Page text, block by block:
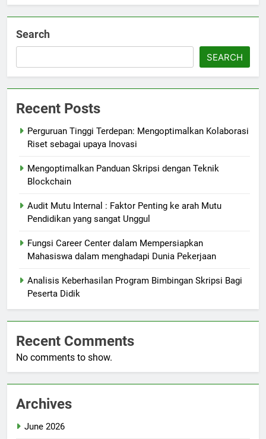
Search
SEARCH
Recent Posts
Perguruan Tinggi Terdepan: Mengoptimalkan Kolaborasi
Riset sebagai upaya Inovasi
Mengoptimalkan Panduan Skripsi dengan Teknik
Blockchain
Audit Mutu Internal : Faktor Penting ke arah Mutu
Pendidikan yang sangat Unggul
Fungsi Career Center dalam Mempersiapkan
Mahasiswa dalam menghadapi Dunia Pekerjaan
Analisis Keberhasilan Program Bimbingan Skripsi Bagi
Peserta Didik
Recent Comments
No comments to show.
Archives
June 2026